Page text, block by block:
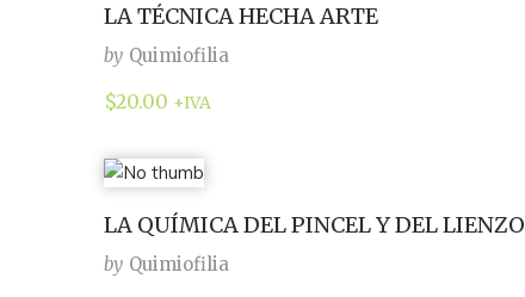
LA TÉCNICA HECHA ARTE
by Quimiofilia
$20.00 +IVA
LA QUÍMICA DEL PINCEL Y DEL LIENZO
by Quimiofilia